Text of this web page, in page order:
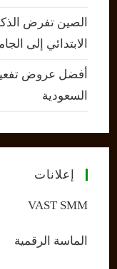
الصين تفرض
الابتدائي إلى
السعودية
إعلانات
VAST SMM
الماسة الرقمية